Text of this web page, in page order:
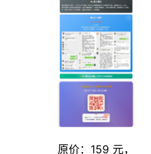
原价：159 元，